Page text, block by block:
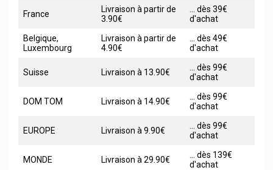
France
Livraison à partir de
3.90€
... dès 39€
d'achat
Belgique,
Luxembourg
Livraison à partir de
4.90€
... dès 49€
d'achat
Suisse Livraison à 13.90€
... dès 99€
d'achat
DOM TOM Livraison à 14.90€
... dès 99€
d'achat
EUROPE Livraison à 9.90€
... dès 99€
d'achat
MONDE Livraison à 29.90€
... dès 139€
d'achat